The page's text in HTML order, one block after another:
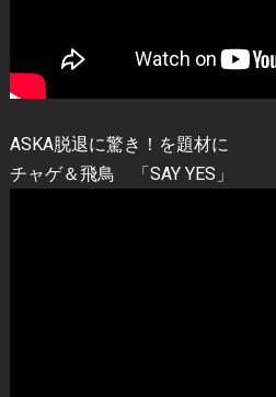
ASKA脱退に驚き！を題材に
チャゲ＆飛鳥 「SAY YES」